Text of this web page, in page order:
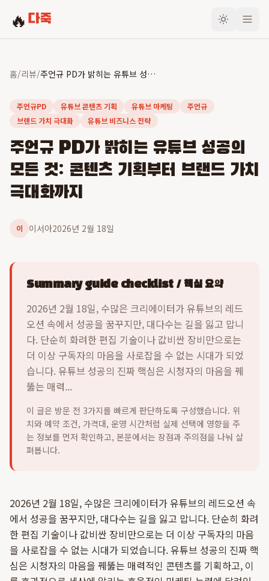
🔥 다죽
홈/리뷰/ 주언규 PD가 밝히는 유튜브 성공의 모든 것: 콘텐츠 기획부터 브랜드 가치 극대화까지
주언규PD 유튜브 콘텐츠 기획 유튜브 마케팅
주언규
브랜드 가치 극대화
유튜브 비즈니스 전략
주언규 PD가 밝히는 유튜브 성공의
모든 것: 콘텐츠 기획부터 브랜드 가치
극대화까지
이 이서아2026년 2월 18일
Summary guide checklist / 핵심 요약
2026년 2월 18일, 수많은 크리에이터가 유튜브의 레드
오션 속에서 성공을 꿈꾸지만, 대다수는 길을 잃고 맙니
다. 단순히 화려한 편집 기술이나 값비싼 장비만으로는
더 이상 구독자의 마음을 사로잡을 수 없는 시대가 되었
습니다. 유튜브 성공의 진짜 핵심은 시청자의 마음을 꿰
뚫는 매력...
이 글은 방문 전 3가지를 빠르게 판단하도록 구성했습니다. 위
치와 예약 조건, 가격대, 운영 시간처럼 실제 선택에 영향을 주
는 정보를 먼저 확인하고, 본문에서는 장점과 주의점을 나눠 살
펴봅니다.
2026년 2월 18일, 수많은 크리에이터가 유튜브의 레드오션 속
에서 성공을 꿈꾸지만, 대다수는 길을 잃고 맙니다. 단순히 화려
한 편집 기술이나 값비싼 장비만으로는 더 이상 구독자의 마음
을 사로잡을 수 없는 시대가 되었습니다. 유튜브 성공의 진짜 핵
심은 시청자의 마음을 꿰뚫는 매력적인 콘텐츠를 기획하고, 이